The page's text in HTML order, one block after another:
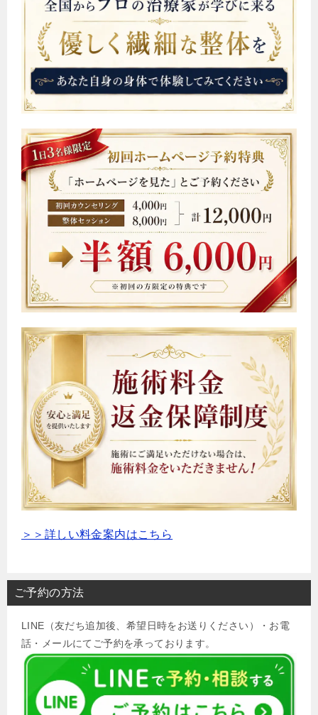
＞＞詳しい料金案内はこちら
ご予約の方法
LINE（友だち追加後、希望日時をお送りください）・お電
話・メールにてご予約を承っております。